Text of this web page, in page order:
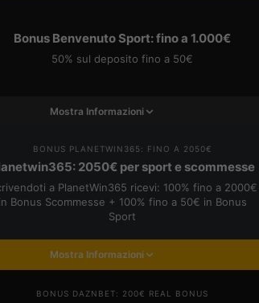
Bonus Benvenuto Sport: fino a 1.000€
50% sul deposito fino a 50€
Mostra Informazioni
BONUS PLANETWIN365: FINO A 2050€
2050€ per sport e scommesse
a PlanetWin365 ricevi: 100% fino a 2000€
in Bonus Scommesse + 100% fino a 50€ in Bonus
Sport
Mostra Informazioni
BONUS DAZNBET: 200€ REAL BONUS